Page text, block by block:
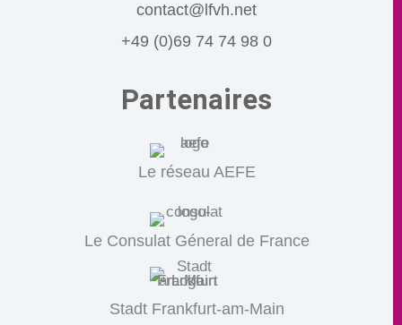
contact@lfvh.net
+49 (0)69 74 74 98 0
Partenaires
Le réseau AEFE
Le Consulat Géneral de France
Stadt Frankfurt-am-Main